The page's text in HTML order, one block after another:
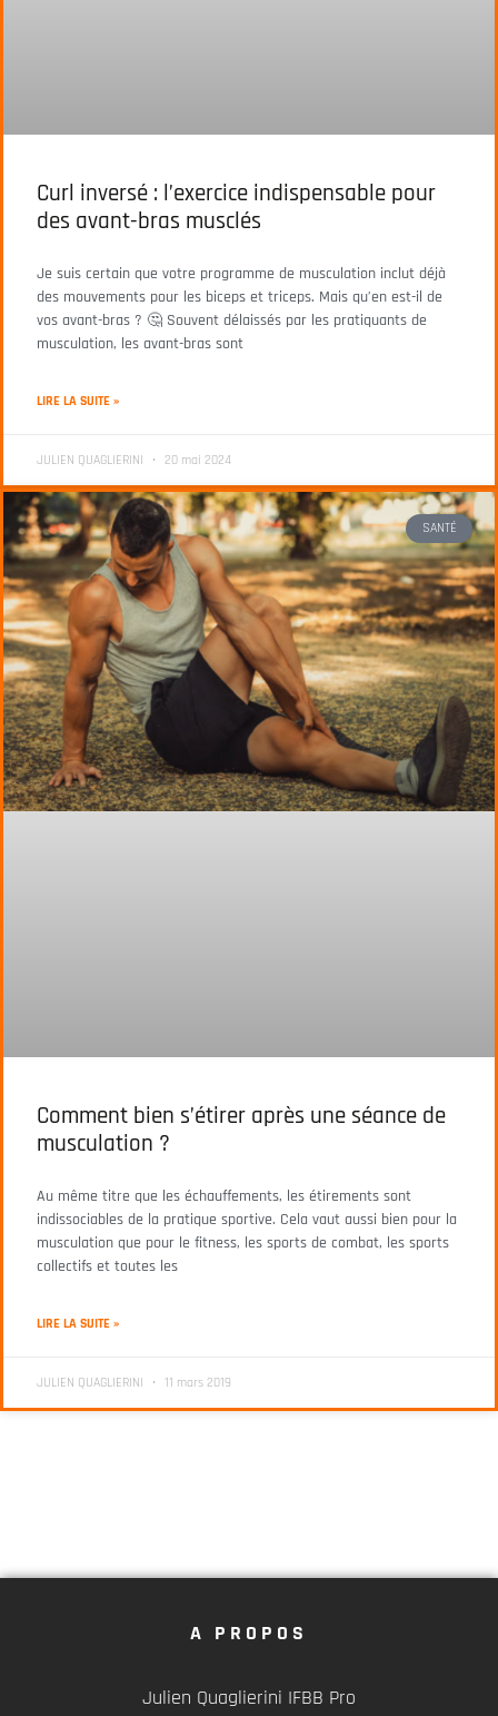
Curl inversé : l’exercice indispensable pour
des avant-bras musclés
Je suis certain que votre programme de musculation inclut déjà
des mouvements pour les biceps et triceps. Mais qu’en est-il de
vos avant-bras ? 🤔 Souvent délaissés par les pratiquants de
musculation, les avant-bras sont
LIRE LA SUITE »
JULIEN QUAGLIERINI 20 mai 2024
SANTÉ
Comment bien s’étirer après une séance de
musculation ?
Au même titre que les échauffements, les étirements sont
indissociables de la pratique sportive. Cela vaut aussi bien pour la
musculation que pour le fitness, les sports de combat, les sports
collectifs et toutes les
LIRE LA SUITE »
JULIEN QUAGLIERINI 11 mars 2019
A PROPOS
Julien Quaglierini IFBB Pro